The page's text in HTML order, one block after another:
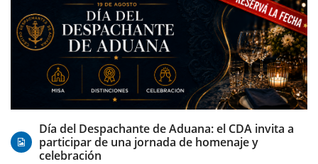
07/08/2026
Día del Despachante de Aduana: el CDA invita a
participar de una jornada de homenaje y
celebración